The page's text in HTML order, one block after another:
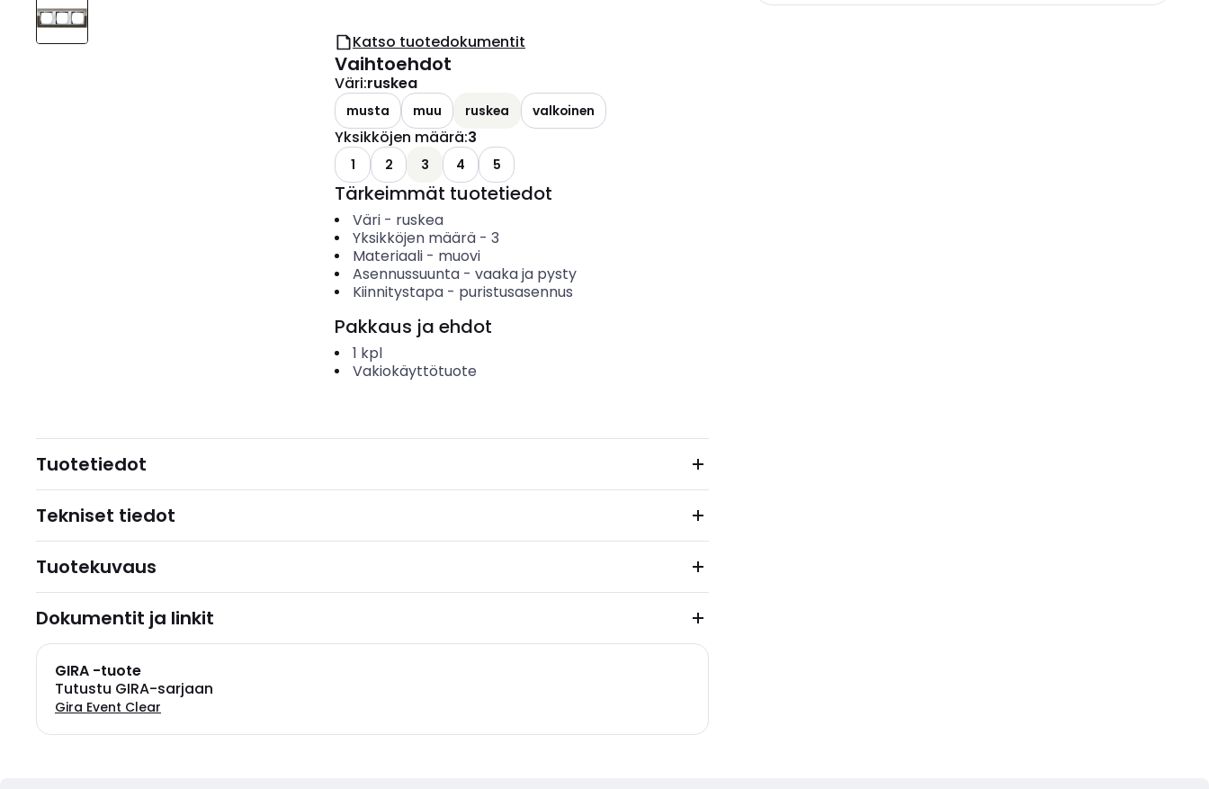
Katso tuotedokumentit
Vaihtoehdot
Väri:ruskea
musta muu ruskea valkoinen
Yksikköjen määrä:3
1 2 3 4 5
Tärkeimmät tuotetiedot
Väri- ruskea
Yksikköjen määrä- 3
Materiaali- muovi
Asennussuunta- vaaka ja pysty
Kiinnitystapa- puristusasennus
Pakkaus ja ehdot
1 kpl
Vakiokäyttötuote
Tuotetiedot
Tekniset tiedot
Tuotekuvaus
Dokumentit ja linkit
GIRA -tuote
Tutustu GIRA-sarjaan
Gira Event Clear